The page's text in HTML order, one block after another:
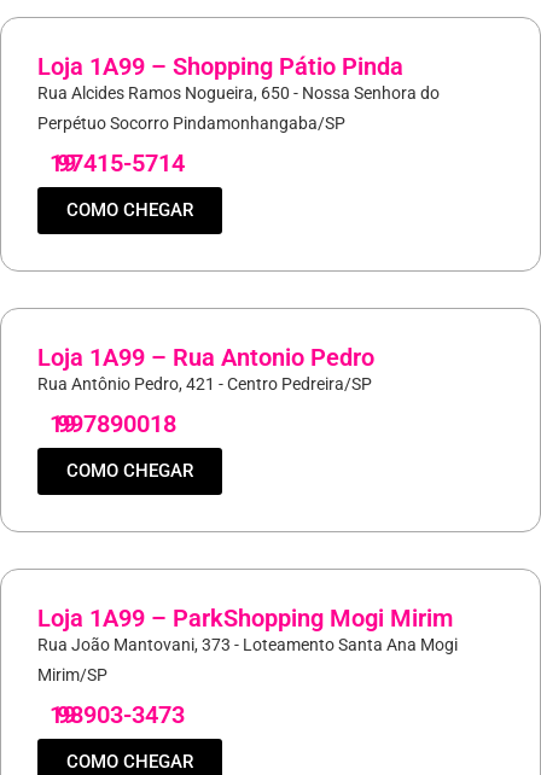
Loja 1A99 – Shopping Pátio Pinda
Rua Alcides Ramos Nogueira, 650 - Nossa Senhora do
Perpétuo Socorro Pindamonhangaba/SP
19
97415-5714
COMO CHEGAR
Loja 1A99 – Rua Antonio Pedro
Rua Antônio Pedro, 421 - Centro Pedreira/SP
19
997890018
COMO CHEGAR
Loja 1A99 – ParkShopping Mogi Mirim
Rua João Mantovani, 373 - Loteamento Santa Ana Mogi
Mirim/SP
19
98903-3473
COMO CHEGAR